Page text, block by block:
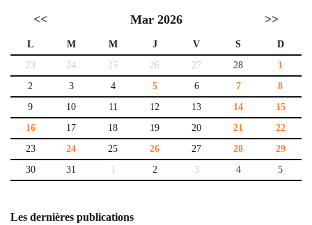
<< Mar 2026 >>
L M M J V S
D
23
24 25 26 27 28
1
2
3 4 5 6 7
8
9
10 11 12 13 14
15
16
17 18 19 20 21
22
23
24 25 26 27 28
29
30
31 1 2 3 4 5
Les dernières publications